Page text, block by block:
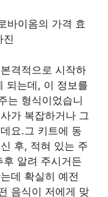
격적으로 시작하
되는데, 이 정보를
는 형식이었습니
가 복잡하거나 그
요.그 키트에 동
후, 적혀 있는 주
알려 주시거든
데 확실히 예전
음식이 저에게 맞